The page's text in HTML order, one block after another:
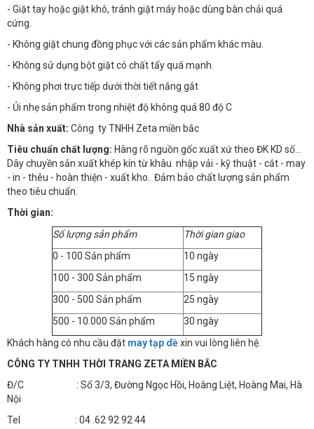
- Giặt tay hoặc giặt khô, tránh giặt máy hoặc dùng bàn chải quá
cứng.
- Không giặt chung đồng phục với các sản phẩm khác màu.
- Không sử dụng bột giặt có chất tẩy quá mạnh.
- Không phơi trực tiếp dưới thời tiết nắng gắt
- Ủi nhẹ sản phẩm trong nhiệt độ không quá 80 độ C
Nhà sản xuất: Công ty TNHH Zeta miền bắc
Tiêu chuẩn chất lượng: Hàng rõ nguồn gốc xuất xứ theo ĐK KD số…
Dây chuyền sản xuất khép kín từ khâu nhập vải - kỹ thuật - cắt - may
- in - thêu - hoàn thiện - xuất kho. Đảm bảo chất lượng sản phẩm
theo tiêu chuẩn.
Thời gian:
Số lượng sản phẩm
Thời gian giao
0 - 100 Sản phẩm
10 ngày
100 - 300 Sản phẩm
15 ngày
300 - 500 Sản phẩm
25 ngày
500 - 10.000 Sản phẩm
30 ngày
Khách hàng có nhu cầu đặt may tạp dềxin vui lòng liên hệ.
CÔNG TY TNHH THỜI TRANG ZETA MIỀN BẮC
Đ/C : Số 3/3, Đường Ngọc Hồi, Hoàng Liệt, Hoàng Mai, Hà
Nội
Tel : 04 .62 92 92 44